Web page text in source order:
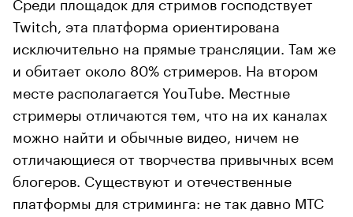
Twitch, эта платформа ориентирована
исключительно на прямые трансляции. Там же
и обитает около 80% стримеров. На втором
месте располагается YouTube. Местные
стримеры отличаются тем, что на их каналах
можно найти и обычные видео, ничем не
отличающиеся от творчества привычных всем
блогеров. Существуют и отечественные
платформы для стриминга: не так давно МТС